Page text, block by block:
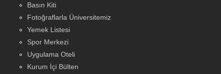
Basın Kiti
Fotoğraflarla Üniversitemiz
Yemek Listesi
Spor Merkezi
Uygulama Oteli
Kurum İçi Bülten